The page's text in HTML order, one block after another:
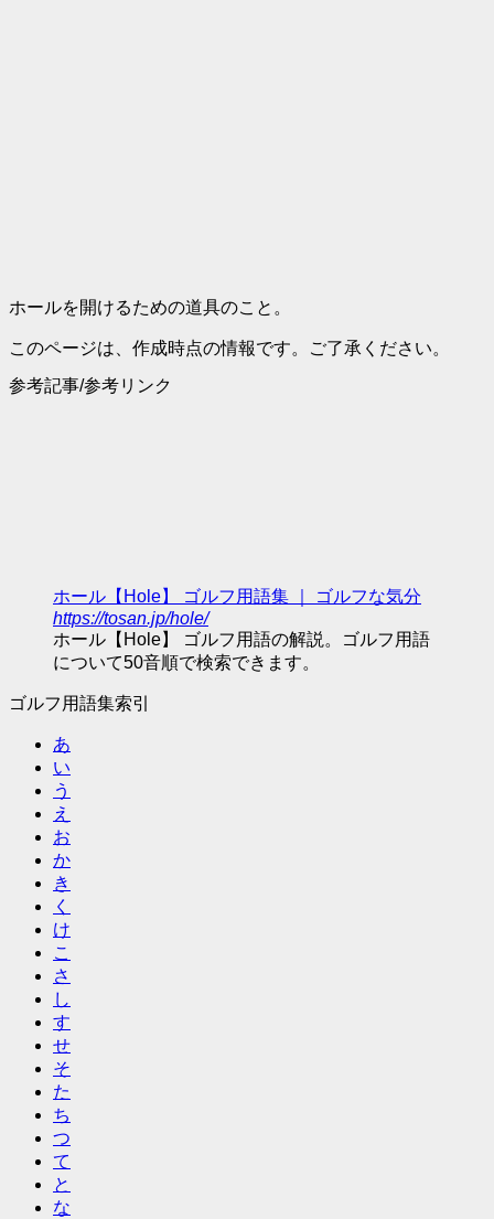
ホールを開けるための道具のこと。
このページは、作成時点の情報です。ご了承ください。
参考記事/参考リンク
ホール【Hole】 ゴルフ用語集 ｜ ゴルフな気分
https://tosan.jp/hole/
ホール【Hole】 ゴルフ用語の解説。ゴルフ用語
について50音順で検索できます。
ゴルフ用語集索引
あ
い
う
え
お
か
き
く
け
こ
さ
し
す
せ
そ
た
ち
つ
て
と
な